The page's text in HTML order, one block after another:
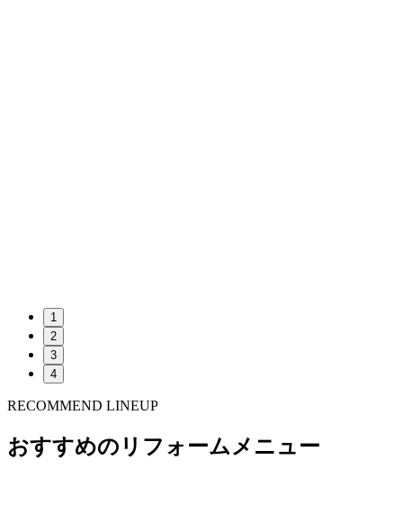
1
2
3
4
RECOMMEND LINEUP
おすすめのリフォームメニュー